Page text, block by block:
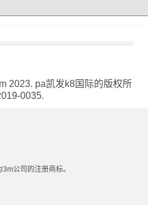
2023. pa凯发k8国际的版权所
0035.
公司的注册商标。